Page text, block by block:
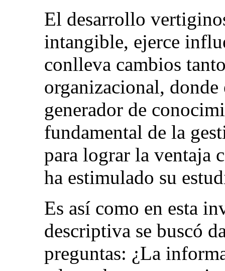
El desarrollo
intangible, ejerce
conlleva cambios
organizacional,
generador de
fundamental de la
para lograr la ventaja
ha estimulado su
Es así como en esta
descriptiva se buscó
preguntas: ¿La